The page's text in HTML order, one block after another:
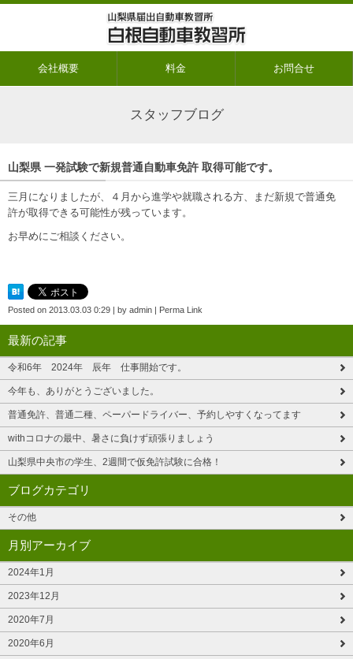
会社概要 料金 お問合せ
スタッフブログ
山梨県 一発試験で新規普通自動車免許 取得可能です。
三月になりましたが、４月から進学や就職される方、まだ新規で普通免
許が取得できる可能性が残っています。
お早めにご相談ください。
Posted on 2013.03.03 0:29 | by admin | Perma Link
最新の記事
令和6年 2024年 辰年 仕事開始です。
今年も、ありがとうございました。
普通免許、普通二種、ペーパードライバー、予約しやすくなってます
withコロナの最中、暑さに負けず頑張りましょう
山梨県中央市の学生、2週間で仮免許試験に合格！
ブログカテゴリ
その他
月別アーカイブ
2024年1月
2023年12月
2020年7月
2020年6月